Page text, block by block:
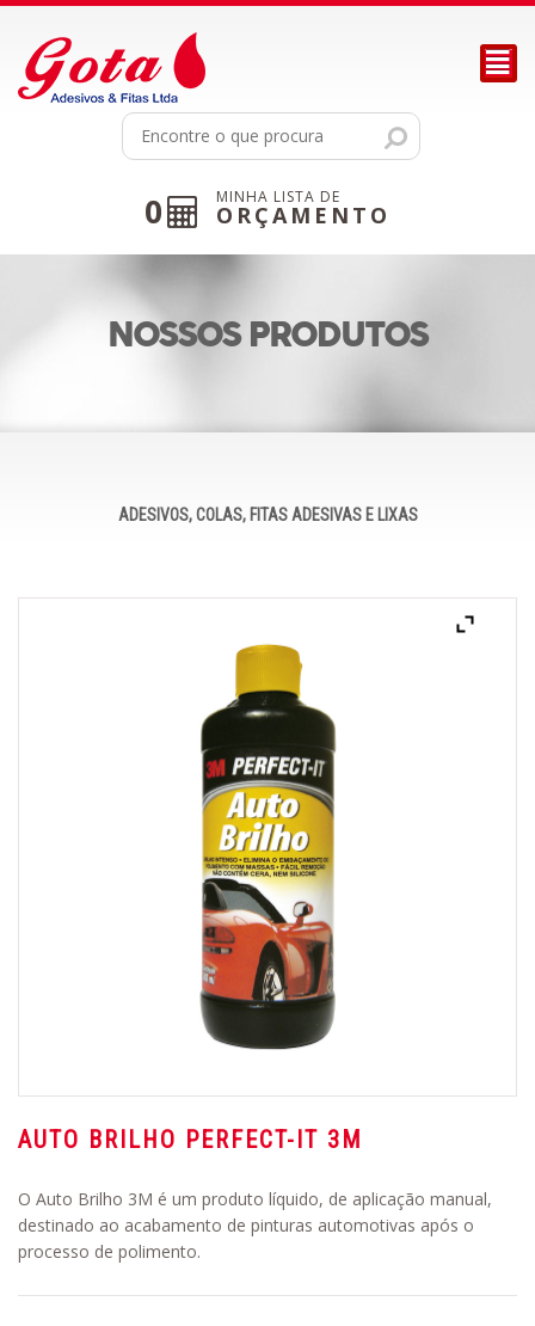
²
0 MINHA LISTA DE
ORÇAMENTO
NOSSOS PRODUTOS
ADESIVOS, COLAS, FITAS ADESIVAS E LIXAS
AUTO BRILHO PERFECT-IT 3M
O Auto Brilho 3M é um produto líquido, de aplicação manual,
destinado ao acabamento de pinturas automotivas após o
processo de polimento.